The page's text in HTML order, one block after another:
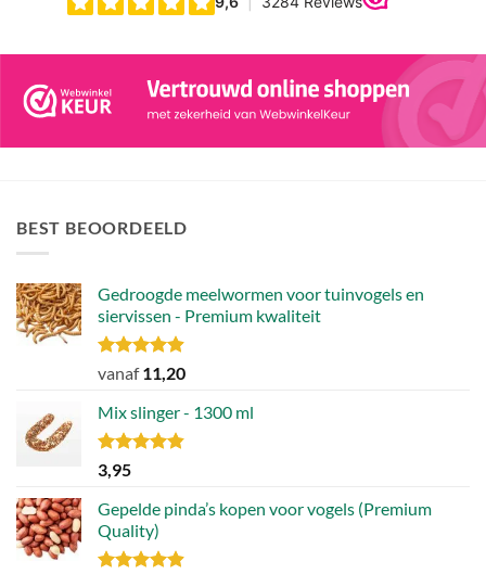
BEST BEOORDEELD
Gedroogde meelwormen voor tuinvogels en
siervissen - Premium kwaliteit
Gewaardeerd
uit 5
vanaf11,20
Mix slinger - 1300 ml
Gewaardeerd
4.79
3,95
Gepelde pinda’s kopen voor vogels (Premium
Quality)